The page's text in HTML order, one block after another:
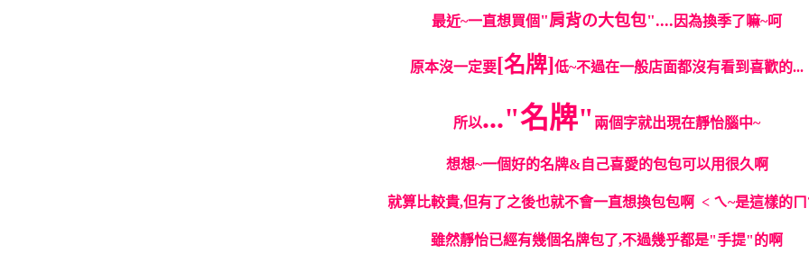
最近~一直想買個 "肩背の大包包".... 因為換季了嘛~呵
原本沒一定要[名牌]低~不過在一般店面都沒有看到喜歡的...
所以..."名牌" 兩個字就出現在靜怡腦中~
想想~一個好的名牌&自己喜愛的包包可以用很久啊
就算比較貴,但有了之後也就不會一直想換包包啊 < ㄟ~是這樣的ㄇ
雖然靜怡已經有幾個名牌包了,不過幾乎都是"手提"的啊